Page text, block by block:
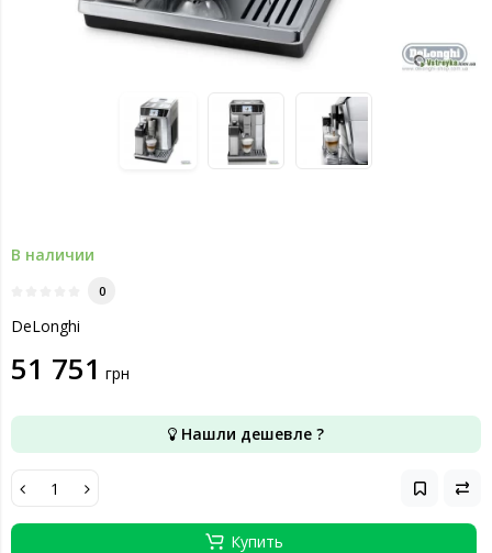
В наличии
0
DeLonghi
51 751 грн
Нашли дешевле ?
Купить